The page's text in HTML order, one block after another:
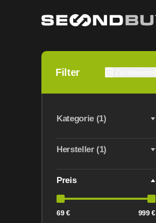
Filter
Kategorie (1)
Hersteller (1)
Preis
69 € 999 €